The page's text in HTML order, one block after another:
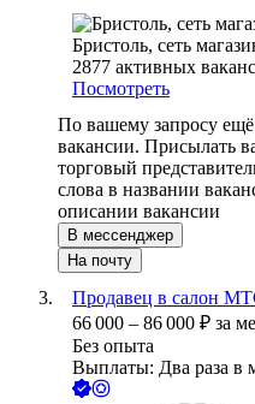
Бристоль, сеть
2877 активных
Посмотреть
По вашему запросу ещё
вакансии. Присылать
торговый
слова в названии
описании вакансии
В мессенджер
На почту
Продавец в салон
66 000 – 86 000 ₽ за
Без опыта
Выплаты: Два раза в